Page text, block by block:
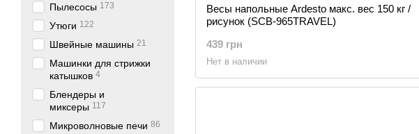
Весы напольные Ardesto макс. вес 150 кг /
рисунок (SCB-965TRAVEL)
439 грн
Нет в наличии
Пылесосы 173
Утюги 122
Швейные машины 21
Машинки для стрижки
катышков 4
Блендеры и
миксеры 117
Микроволновые печи 86